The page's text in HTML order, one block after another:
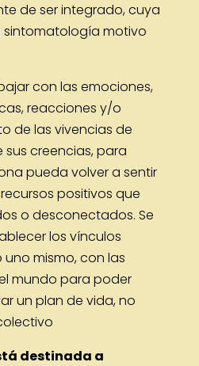
de ser integrado, cuya
sintomatología motivo
con las emociones,
reacciones y/o
de las vivencias de
creencias, para
pueda volver a sentir
positivos que
o desconectados. Se
los vínculos
mismo, con las
mundo para poder
un plan de vida, no
destinada a